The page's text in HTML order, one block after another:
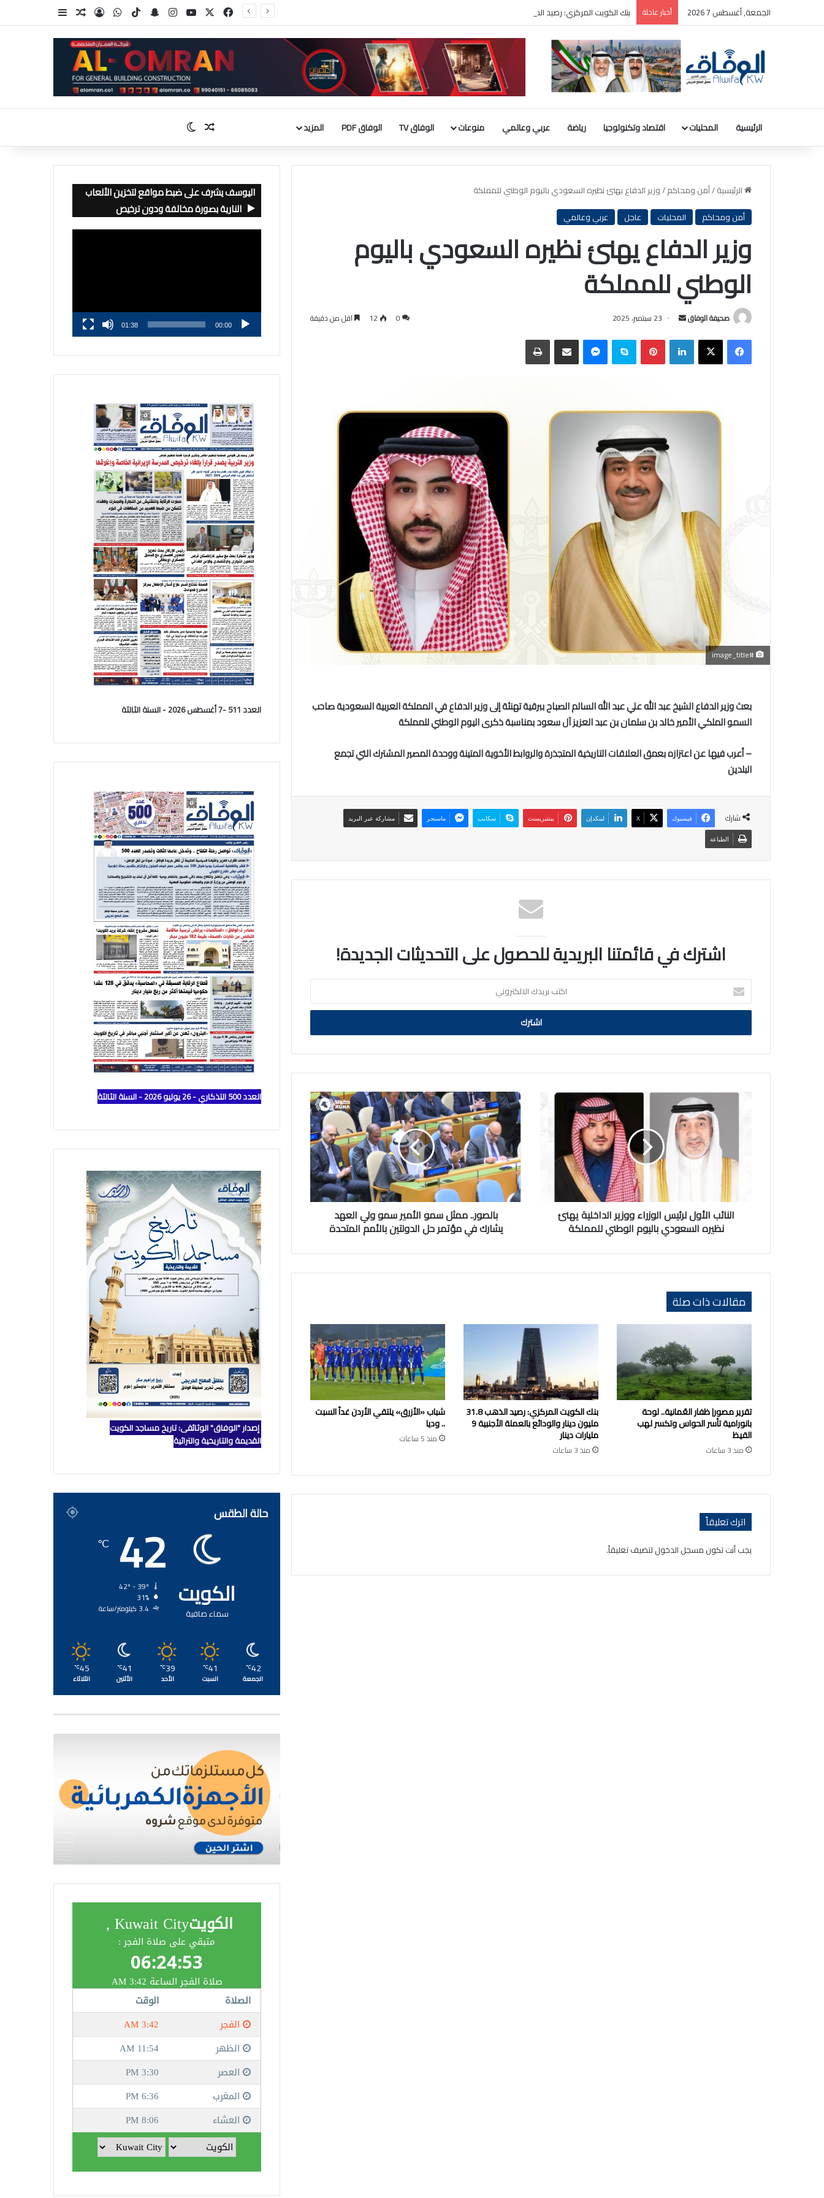
الجمعة, أغسطس 7 2026 أخبار عاجلة بنك الكويت المركزي: رصيد الذهب 31.8 مليون دينار والودائع بالعملة الأجنبية 9 مليارات دينار فيسبوك ‫YouTubeانستقرامسناب تشات
‫TikTokواتسابتسجيل الدخول
مقال عشوائي
إضافة عمود
الرئيسية المحليات اقتصاد وتكنولوجيا رياضة عربي وعالمي منوعات الوفاق TV الوفاق PDF المزيد مقال عشوائي
الوضع المظلم
الرئيسية/أمن ومحاكم/وزير الدفاع يهنئ نظيره السعودي باليوم الوطني للمملكة
أمن ومحاكم
المحليات عاجل عربي وعالمي
وزير الدفاع يهنئ نظيره السعودي باليوم
الوطني للمملكة
صحيفة الوفاق
أرسل
إلكترونيا
23 سبتمبر، 2025 0
12 اقل من دقيقة
فيسبوك‫X لينكدإن بينتيريستسكايب ماسنجر مشاركة عبر البريد الطباعة
#image_title
بعث وزير الدفاع الشيخ عبد الله علي عبد الله السالم الصباح ببرقية تهنئة إلى وزير الدفاع في المملكة العربية السعودية صاحب
السمو الملكي الأمير خالد بن سلمان بن عبد العزيز آل سعود بمناسبة ذكرى اليوم الوطني للمملكة
– أعرب فيها عن اعتزازه بعمق العلاقات التاريخية المتجذرة والروابط الأخوية المتينة ووحدة المصير المشترك التي تجمع
البلدين
شارك فيسبوك ‫X لينكدإن بينتيريست سكايب ماسنجر مشاركة عبر البريد
الطباعة
اشترك في قائمتنا البريدية للحصول على التحديثات الجديدة!
اكتب
بريدك
الالكتروني
النائب
الداخلية
السعودي
باليومالنائب الأول لرئيس الوزراء ووزير الداخلية يهنئ
نظيره السعودي باليوم الوطني للمملكة
بالصور..
ممثل
سمو
سمو
ولي
العهد
يشارك
في
الدولتين
بالأمم
بالصور.. ممثل سمو الأمير سمو ولي العهد
يشارك في مؤتمر حل الدولتين بالأمم المتحدة
مقالات ذات صلة
تقرير مصور| ظفار العُمانية.. لوحة
بانورامية تأسر الحواس وتكسر لهب
القيظ
منذ 3 ساعات
بنك الكويت المركزي: رصيد الذهب 31.8
مليون دينار والودائع بالعملة الأجنبية 9
مليارات دينار
منذ 3 ساعات
شباب «الأزرق» يلتقي الأردن غداً السبت
.. وديا
منذ 5 ساعات
اترك تعليقاً
يجب أنت تكون مسجل الدخول لتضيف تعليقاً.
اليوسف يشرف على ضبط مواقع لتخزين الألعاب
النارية بصورة مخالفة ودون ترخيص
00:00
01:38
العدد 511 -7 أغسطس 2026 - السنة الثالثة
العدد 500 التذكاري - 26 يوليو 2026 - السنة الثالثة
إصدار "الوفاق" الوثائقي: تاريخ مساجد الكويت
القديمة والتاريخية والتراثية
حالة الطقس
الكويت
سماء صافية
42
℃
31%
3.4 كيلومتر/ساعة
42
℃
الجمعة
41
℃
السبت
39
℃
الأحد
41
℃
الأثنين
45
℃
الثلاثاء